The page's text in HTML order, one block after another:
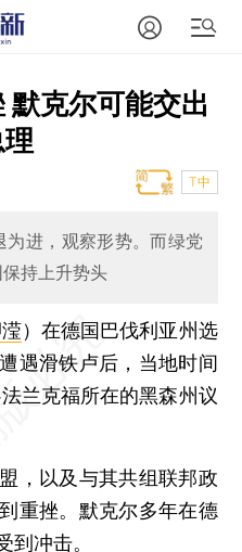
默克尔可能交出
T中
进，观察形势。而绿党
持上升势头
） 在德国巴伐利亚州选
遇滑铁卢后，当地时间
兰克福所在的黑森州议
以及与其共组联邦政
重挫。默克尔多年在德
到冲击。